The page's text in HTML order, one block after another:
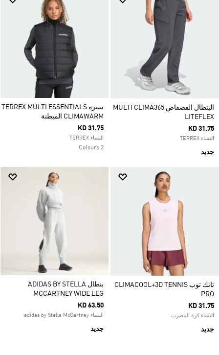
البنطال الفضفاض MULTI CLIMA365
LITEFLEX
KD 31.75
النساء TERREX
جديد
سترة TERREX MULTI ESSENTIALS
CLIMAWARM المبطنة
KD 31.75
النساء TERREX
2 Colours
تانك توب CLIMACOOL+3D TENNIS
PRO
KD 31.75
النساء كرة المضرب
جديد
بنطال ADIDAS BY STELLA
MCCARTNEY WIDE LEG
KD 63.50
النساء adidas by Stella McCartney
جديد